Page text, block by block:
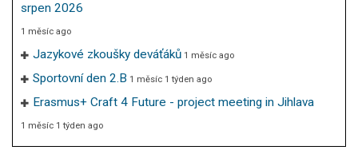
srpen 2026
1 měsíc ago
Jazykové zkoušky deváťáků 1 měsíc ago
Sportovní den 2.B 1 měsíc 1 týden ago
Erasmus+ Craft 4 Future - project meeting in Jihlava
1 měsíc 1 týden ago